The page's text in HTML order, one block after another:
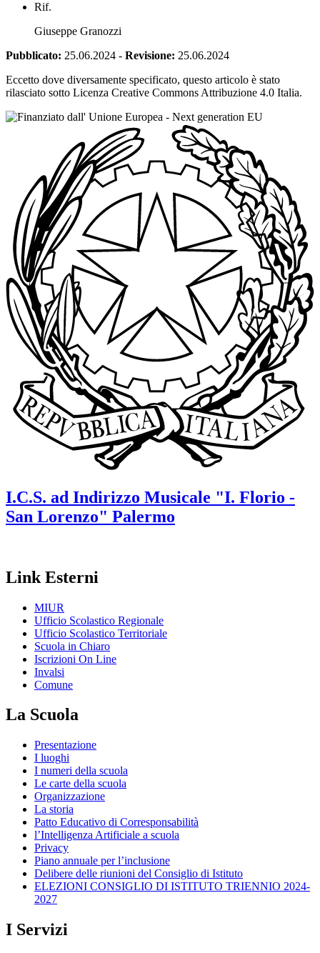
Rif.
Giuseppe Granozzi
Pubblicato: 25.06.2024 - Revisione: 25.06.2024
Eccetto dove diversamente specificato, questo articolo è stato
rilasciato sotto Licenza Creative Commons Attribuzione 4.0 Italia.
I.C.S. ad Indirizzo Musicale "I. Florio -
San Lorenzo" Palermo
Link Esterni
MIUR
Ufficio Scolastico Regionale
Ufficio Scolastico Territoriale
Scuola in Chiaro
Iscrizioni On Line
Invalsi
Comune
La Scuola
Presentazione
I luoghi
I numeri della scuola
Le carte della scuola
Organizzazione
La storia
Patto Educativo di Corresponsabilità
l’Intelligenza Artificiale a scuola
Privacy
Piano annuale per l’inclusione
Delibere delle riunioni del Consiglio di Istituto
ELEZIONI CONSIGLIO DI ISTITUTO TRIENNIO 2024-
2027
I Servizi